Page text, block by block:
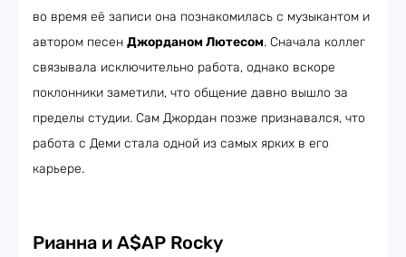
во время её записи она познакомилась с музыкантом и
автором песен Джорданом Лютесом. Сначала коллег
связывала исключительно работа, однако вскоре
поклонники заметили, что общение давно вышло за
пределы студии. Сам Джордан позже признавался, что
работа с Деми стала одной из самых ярких в его
карьере.
Рианна и A$AP Rocky